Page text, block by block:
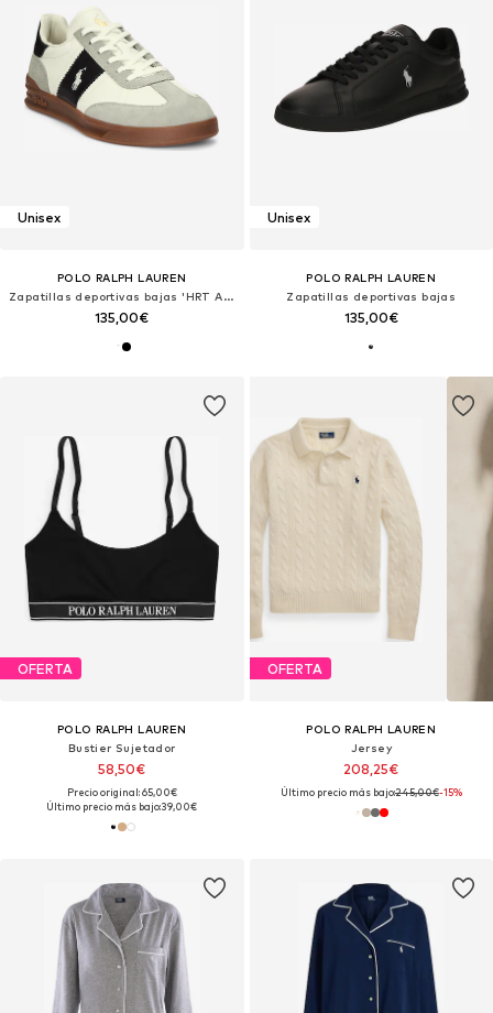
Unisex
POLO RALPH LAUREN
Zapatillas deportivas bajas 'HRT AERA'
135,00€
Unisex
POLO RALPH LAUREN
Zapatillas deportivas bajas
135,00€
OFERTA
POLO RALPH LAUREN
Bustier Sujetador
58,50€
Precio original: 65,00€
Último precio más bajo:39,00€
OFERTA
POLO RALPH LAUREN
Jersey
208,25€
Último precio más bajo:245,00€-15%